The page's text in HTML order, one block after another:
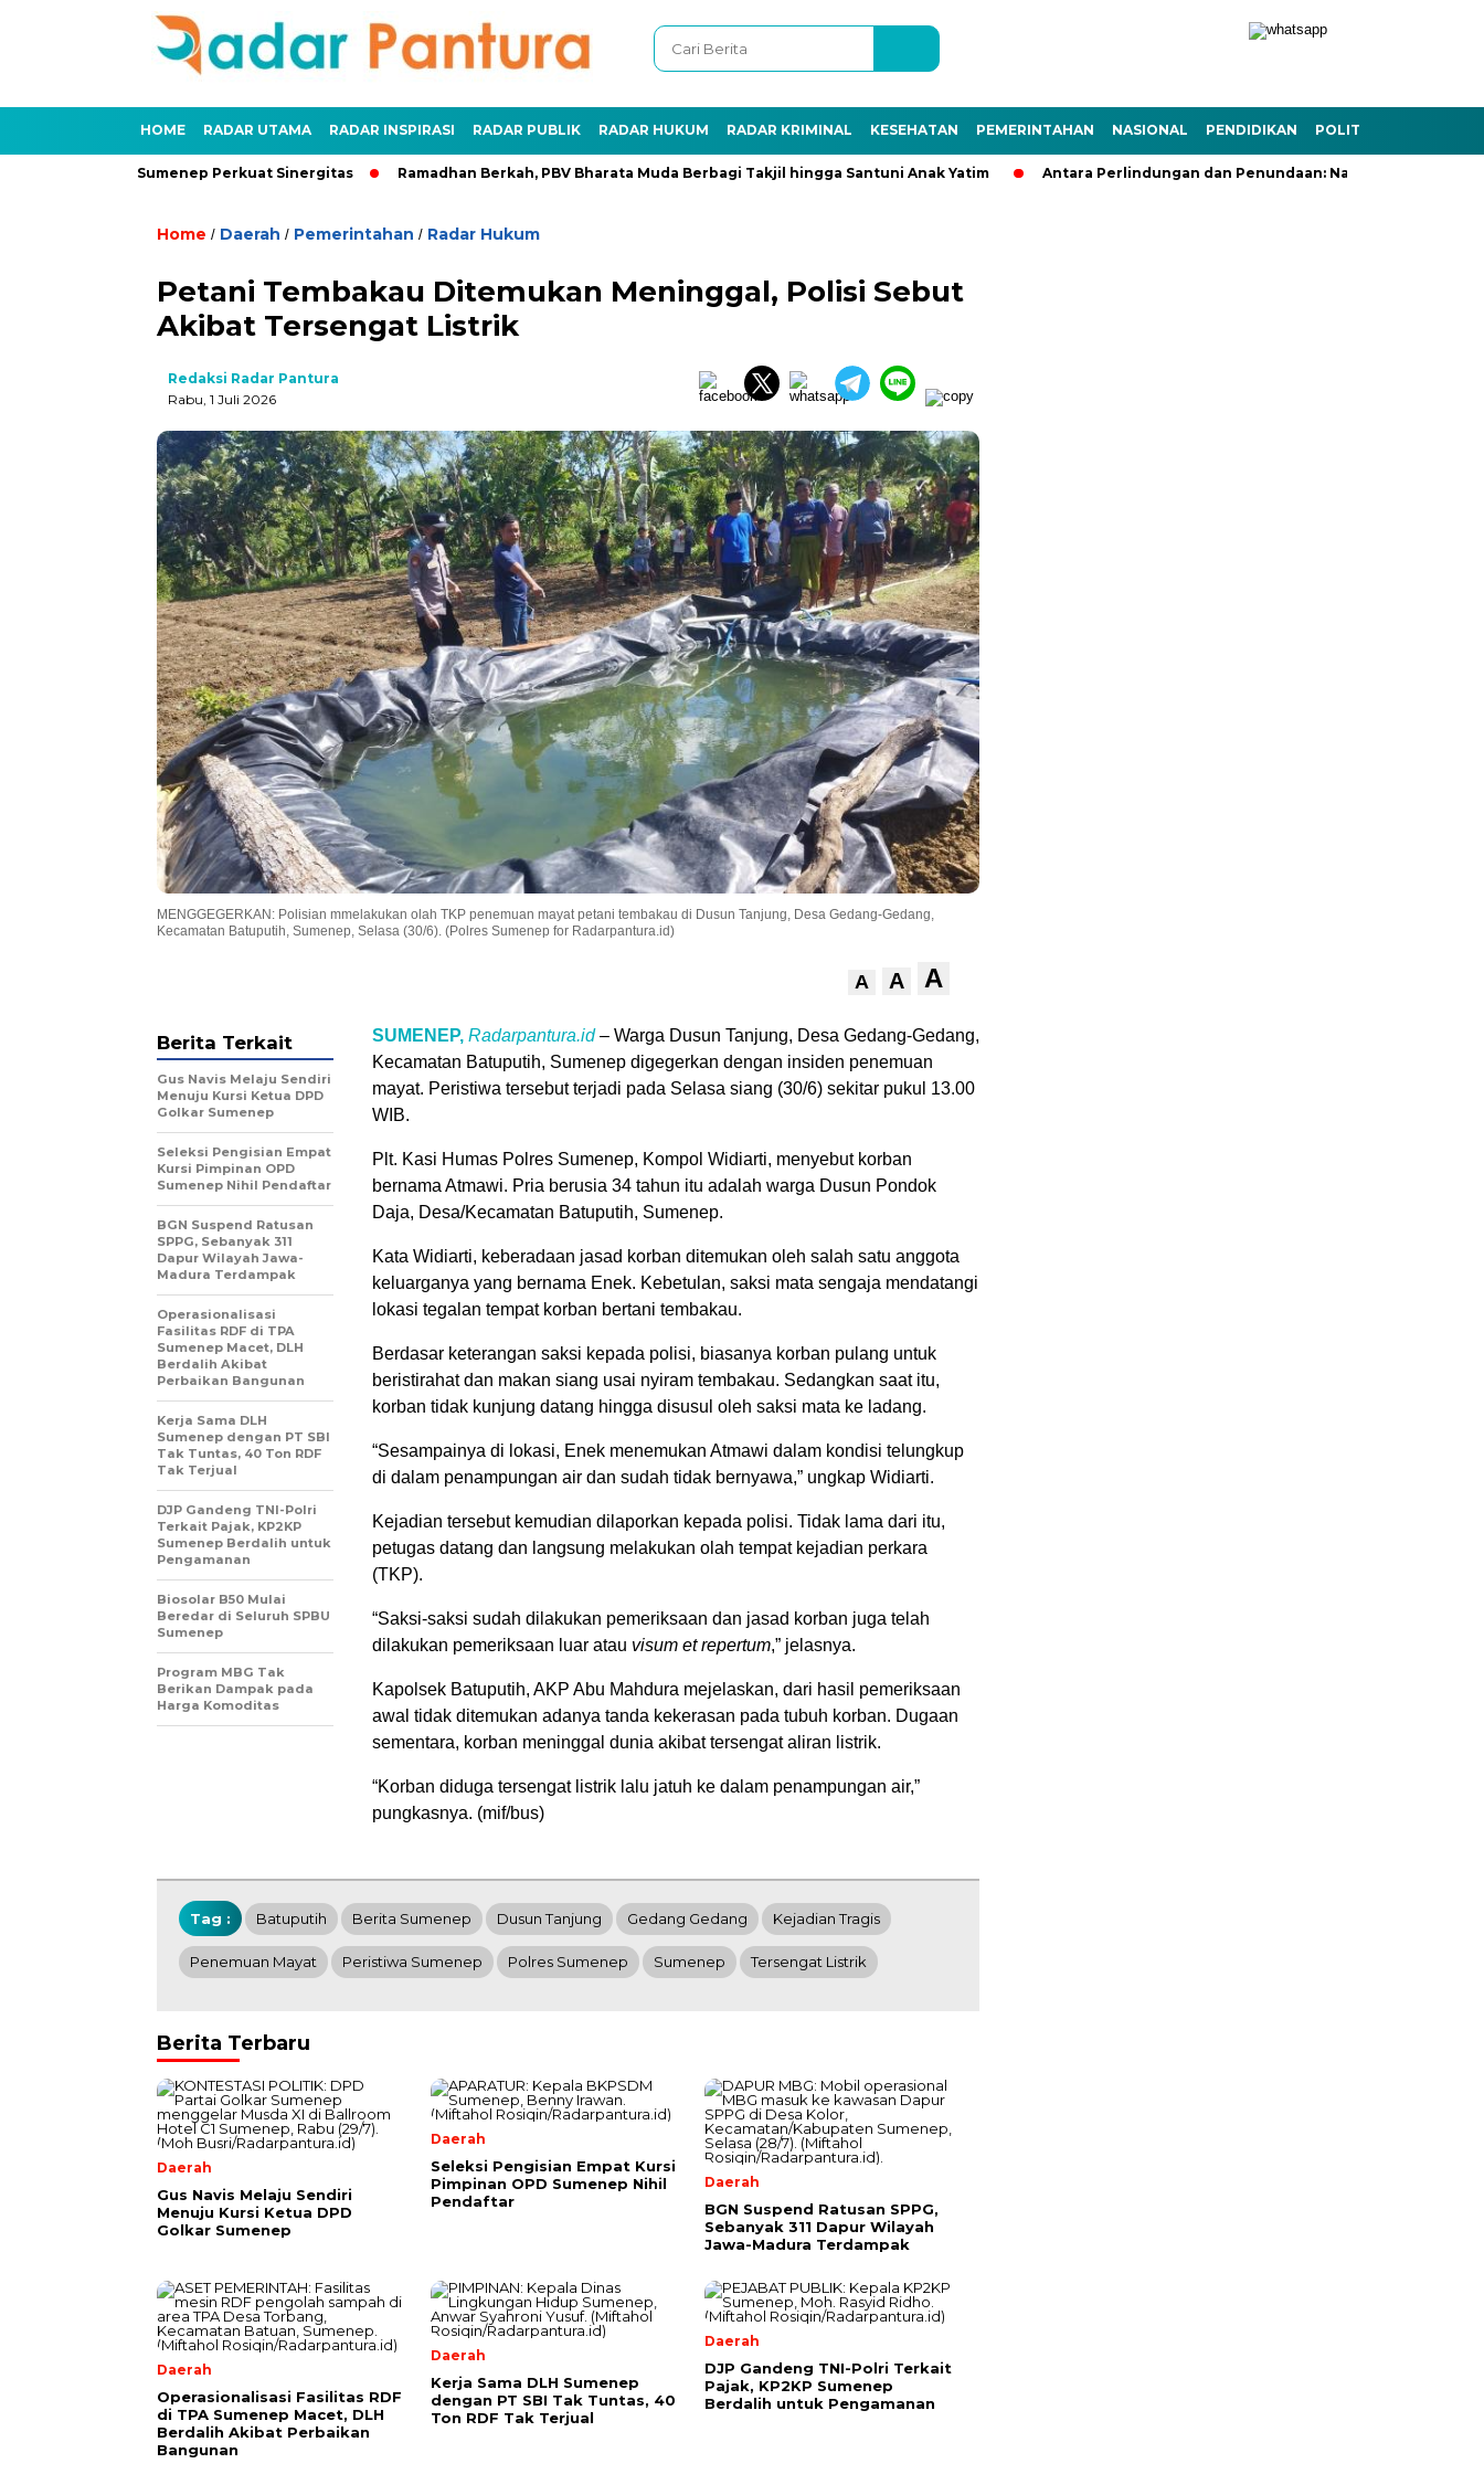
HOME RADAR UTAMA RADAR INSPIRASI RADAR PUBLIK RADAR HUKUM RADAR KRIMINAL KESEHATAN PEMERINTAHAN NASIONAL PENDIDIKAN POLITIK
dan DPRD Sumenep Perkuat Sinergitas Ramadhan Berkah, PBV Bharata Muda Berbagi Takjil hingga Santuni Anak Yatim Antara Perlindungan dan Penundaan: Nasib Guru Non-ASN
Home / Daerah / Pemerintahan / Radar Hukum
Petani Tembakau Ditemukan Meninggal, Polisi Sebut
Akibat Tersengat Listrik
Redaksi Radar Pantura
Rabu, 1 Juli 2026
MENGGEGERKAN: Polisian mmelakukan olah TKP penemuan mayat petani tembakau di Dusun Tanjung, Desa Gedang-Gedang,
Kecamatan Batuputih, Sumenep, Selasa (30/6). (Polres Sumenep for Radarpantura.id)
A A A
SUMENEP, Radarpantura.id– Warga Dusun Tanjung, Desa Gedang-Gedang,
Kecamatan Batuputih, Sumenep digegerkan dengan insiden penemuan
mayat. Peristiwa tersebut terjadi pada Selasa siang (30/6) sekitar pukul 13.00
WIB.
Plt. Kasi Humas Polres Sumenep, Kompol Widiarti, menyebut korban
bernama Atmawi. Pria berusia 34 tahun itu adalah warga Dusun Pondok
Daja, Desa/Kecamatan Batuputih, Sumenep.
Kata Widiarti, keberadaan jasad korban ditemukan oleh salah satu anggota
keluarganya yang bernama Enek. Kebetulan, saksi mata sengaja mendatangi
lokasi tegalan tempat korban bertani tembakau.
Berdasar keterangan saksi kepada polisi, biasanya korban pulang untuk
beristirahat dan makan siang usai nyiram tembakau. Sedangkan saat itu,
korban tidak kunjung datang hingga disusul oleh saksi mata ke ladang.
“Sesampainya di lokasi, Enek menemukan Atmawi dalam kondisi telungkup
di dalam penampungan air dan sudah tidak bernyawa,” ungkap Widiarti.
Kejadian tersebut kemudian dilaporkan kepada polisi. Tidak lama dari itu,
petugas datang dan langsung melakukan olah tempat kejadian perkara
(TKP).
“Saksi-saksi sudah dilakukan pemeriksaan dan jasad korban juga telah
dilakukan pemeriksaan luar atau visum et repertum,” jelasnya.
Kapolsek Batuputih, AKP Abu Mahdura mejelaskan, dari hasil pemeriksaan
awal tidak ditemukan adanya tanda kekerasan pada tubuh korban. Dugaan
sementara, korban meninggal dunia akibat tersengat aliran listrik.
“Korban diduga tersengat listrik lalu jatuh ke dalam penampungan air,”
pungkasnya. (mif/bus)
Berita Terkait
Gus Navis Melaju Sendiri
Menuju Kursi Ketua DPD
Golkar Sumenep
Seleksi Pengisian Empat
Kursi Pimpinan OPD
Sumenep Nihil Pendaftar
BGN Suspend Ratusan
SPPG, Sebanyak 311
Dapur Wilayah Jawa-
Madura Terdampak
Operasionalisasi
Fasilitas RDF di TPA
Sumenep Macet, DLH
Berdalih Akibat
Perbaikan Bangunan
Kerja Sama DLH
Sumenep dengan PT SBI
Tak Tuntas, 40 Ton RDF
Tak Terjual
DJP Gandeng TNI-Polri
Terkait Pajak, KP2KP
Sumenep Berdalih untuk
Pengamanan
Biosolar B50 Mulai
Beredar di Seluruh SPBU
Sumenep
Program MBG Tak
Berikan Dampak pada
Harga Komoditas
Tag : Batuputih Berita Sumenep Dusun Tanjung Gedang Gedang Kejadian Tragis
Penemuan Mayat Peristiwa Sumenep Polres Sumenep Sumenep Tersengat Listrik
Berita Terbaru
Daerah
Gus Navis Melaju Sendiri
Menuju Kursi Ketua DPD
Golkar Sumenep
Daerah
Seleksi Pengisian Empat Kursi
Pimpinan OPD Sumenep Nihil
Pendaftar
Daerah
BGN Suspend Ratusan SPPG,
Sebanyak 311 Dapur Wilayah
Jawa-Madura Terdampak
Daerah
Operasionalisasi Fasilitas RDF
di TPA Sumenep Macet, DLH
Berdalih Akibat Perbaikan
Bangunan
Daerah
Kerja Sama DLH Sumenep
dengan PT SBI Tak Tuntas, 40
Ton RDF Tak Terjual
Daerah
DJP Gandeng TNI-Polri Terkait
Pajak, KP2KP Sumenep
Berdalih untuk Pengamanan